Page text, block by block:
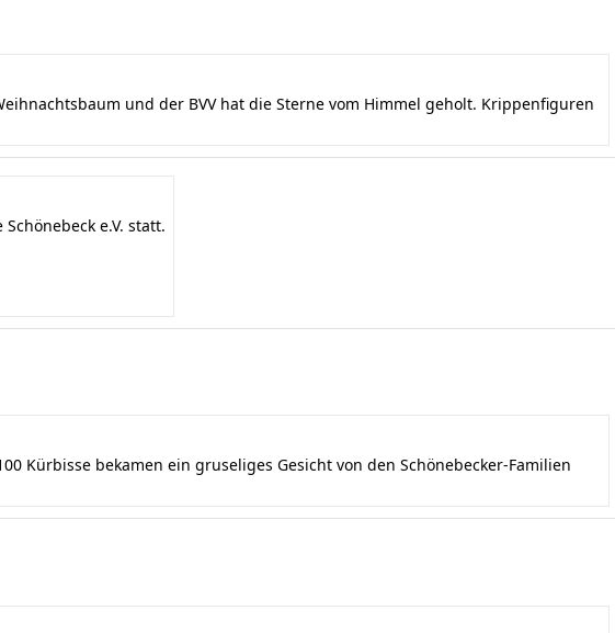
und der BVV hat die Sterne vom Himmel geholt. Krippenfiguren
e.V. statt.
Kürbisse bekamen ein gruseliges Gesicht von den Schönebecker-Familien